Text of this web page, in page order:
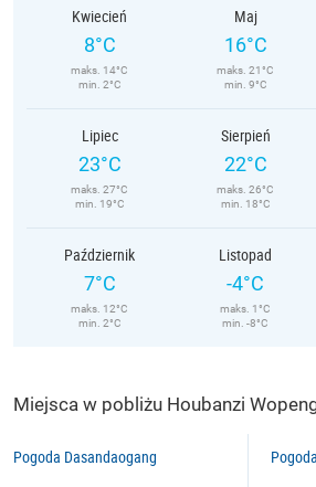
Kwiecień
8°C
maks. 14°C
min. 2°C
Maj
16°C
maks. 21°C
min. 9°C
Lipiec
23°C
maks. 27°C
min. 19°C
Sierpień
22°C
maks. 26°C
min. 18°C
Październik
7°C
maks. 12°C
min. 2°C
Listopad
-4°C
maks. 1°C
min. -8°C
Miejsca w pobliżu Houbanzi
Pogoda Dasandaogang